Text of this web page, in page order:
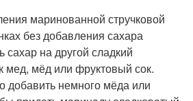
маринованной стручковой
без добавления сахара
сахар на другой сладкий
мед, мёд или фруктовый сок.
добавить немного мёда или